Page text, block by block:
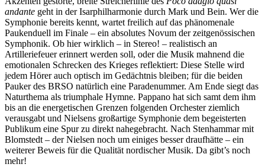
andante geht in der Isarphilharmonie durch Mark und Bein. Wer die
Symphonie bereits kennt, wartet freilich auf das phänomenale
Paukenduell im Finale – ein absolutes Novum der zeitgenössischen
Symphonik. Ob hier wirklich – in Stereo! – realistisch an
Artilleriefeuer erinnert werden soll, oder die Musik mahnend die
emotionalen Schrecken des Krieges reflektiert: Diese Stelle wird
jedem Hörer auch optisch im Gedächtnis bleiben; für die beiden
Pauker des BRSO natürlich eine Paradenummer. Am Ende siegt das
Naturthema als triumphale Hymne. Pappano hat sich samt dem ihm
bis an die energetischen Grenzen folgenden Orchester ziemlich
verausgabt und Nielsens großartige Symphonie dem begeisterten
Publikum eine Spur zu direkt nahegebracht. Nach Stenhammar mit
Blomstedt – der Nielsen noch um einiges besser draufhätte – ein
weiterer Beweis für die Qualität nordischer Musik. Da gibt’s noch
mehr!